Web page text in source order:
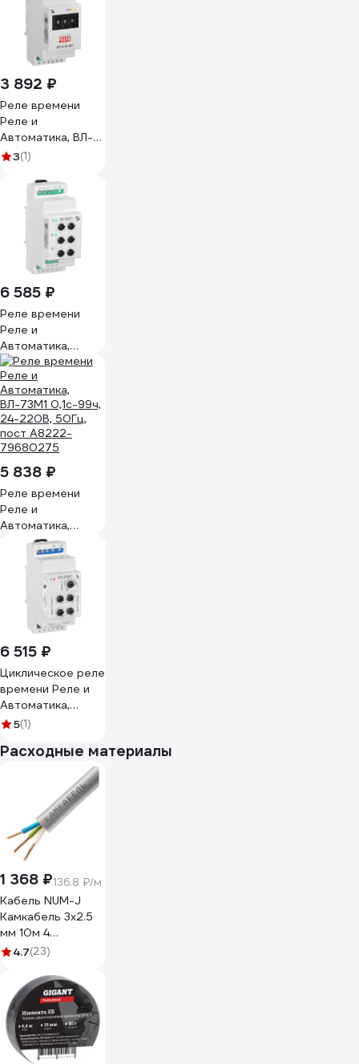
3 892 ₽
Реле времени
Реле и
Автоматика, ВЛ-6-
III M1 0,1с-999ч,
пост A8222-
34126114
3(1)
6 585 ₽
Реле времени
Реле и
Автоматика,
ВЛ-56М1 0,1с-99ч,
24-220В 50Гц,
пост. A8223-
76911311
5 838 ₽
Реле времени
Реле и
Автоматика,
ВЛ-73M1 0,1с-99ч,
24-220В, 50Гц,
пост A8222-
79680275
6 515 ₽
Циклическое реле
времени Реле и
Автоматика,
ВЛ-43М1 A8223-
5(1)
Расходные материалы
1 368 ₽136.8 ₽/м
Кабель NUM-J
Камкабель 3x2.5
мм 10м 4
1117S30HG0007ЪM0010М
4.7(23)